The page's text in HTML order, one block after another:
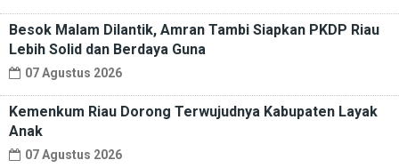
Besok Malam Dilantik, Amran Tambi Siapkan PKDP Riau
Lebih Solid dan Berdaya Guna
07 Agustus 2026
Kemenkum Riau Dorong Terwujudnya Kabupaten Layak
Anak
07 Agustus 2026